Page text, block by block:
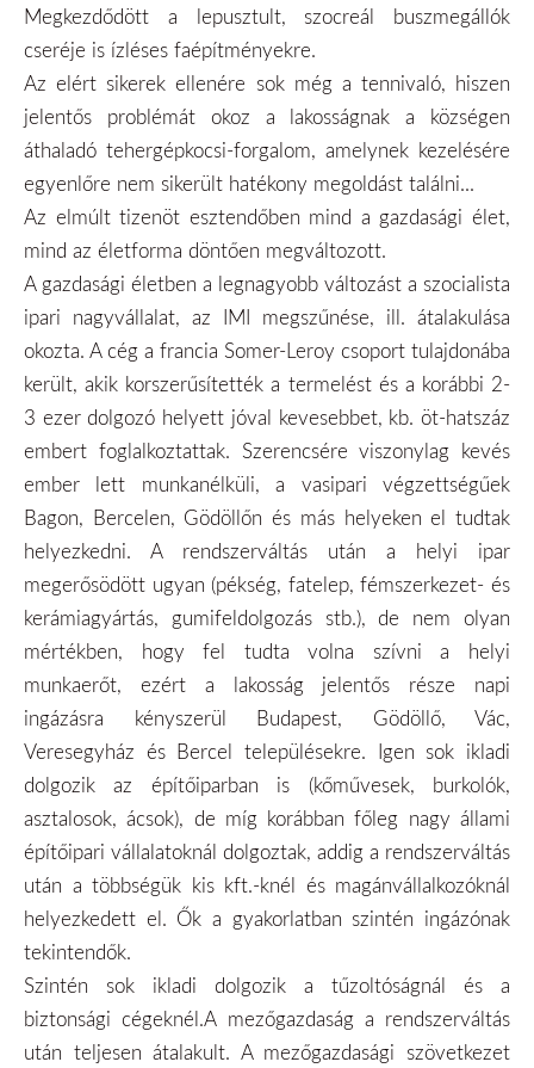
Megkezdődött a lepusztult, szocreál buszmegállók
cseréje is ízléses faépítményekre.
Az elért sikerek ellenére sok még a tennivaló, hiszen
jelentős problémát okoz a lakosságnak a községen
áthaladó tehergépkocsi-forgalom, amelynek kezelésére
egyenlőre nem sikerült hatékony megoldást találni...
Az elmúlt tizenöt esztendőben mind a gazdasági élet,
mind az életforma döntően megváltozott.
A gazdasági életben a legnagyobb változást a szocialista
ipari nagyvállalat, az IMI megszűnése, ill. átalakulása
okozta. A cég a francia Somer-Leroy csoport tulajdonába
került, akik korszerűsítették a termelést és a korábbi 2-
3 ezer dolgozó helyett jóval kevesebbet, kb. öt-hatszáz
embert foglalkoztattak. Szerencsére viszonylag kevés
ember lett munkanélküli, a vasipari végzettségűek
Bagon, Bercelen, Gödöllőn és más helyeken el tudtak
helyezkedni. A rendszerváltás után a helyi ipar
megerősödött ugyan (pékség, fatelep, fémszerkezet- és
kerámiagyártás, gumifeldolgozás stb.), de nem olyan
mértékben, hogy fel tudta volna szívni a helyi
munkaerőt, ezért a lakosság jelentős része napi
ingázásra kényszerül Budapest, Gödöllő, Vác,
Veresegyház és Bercel településekre. Igen sok ikladi
dolgozik az építőiparban is (kőművesek, burkolók,
asztalosok, ácsok), de míg korábban főleg nagy állami
építőipari vállalatoknál dolgoztak, addig a rendszerváltás
után a többségük kis kft.-knél és magánvállalkozóknál
helyezkedett el. Ők a gyakorlatban szintén ingázónak
tekintendők.
Szintén sok ikladi dolgozik a tűzoltóságnál és a
biztonsági cégeknél.A mezőgazdaság a rendszerváltás
után teljesen átalakult. A mezőgazdasági szövetkezet